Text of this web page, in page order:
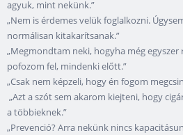
agyuk, mint nekünk.”
„Nem is érdemes velük foglalkozni.
normálisan kitakarítsanak.”
„Megmondtam neki, hogyha még
pofozom fel, mindenki előtt.”
„Csak nem képzeli, hogy én fogom
„Azt a szót sem akarom kiejteni, hogy
a többieknek.”
„Prevenció? Arra nekünk nincs